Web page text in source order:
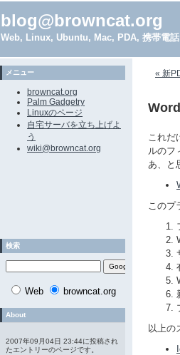
blog@browncat.org
Web, Linux, Ubuntu, Mac, PDA, 携帯電
« 新
これだ
ルのフ
あ、と
このプ
以上の
メニュー
browncat.org
Palm Gadgetry
Linuxのページ
自宅サーバを立ち上げよ
う
wiki@browncat.org
検索
Web browncat.org
About
2007年09月04日 23:44に投稿され
たエントリーのページです。